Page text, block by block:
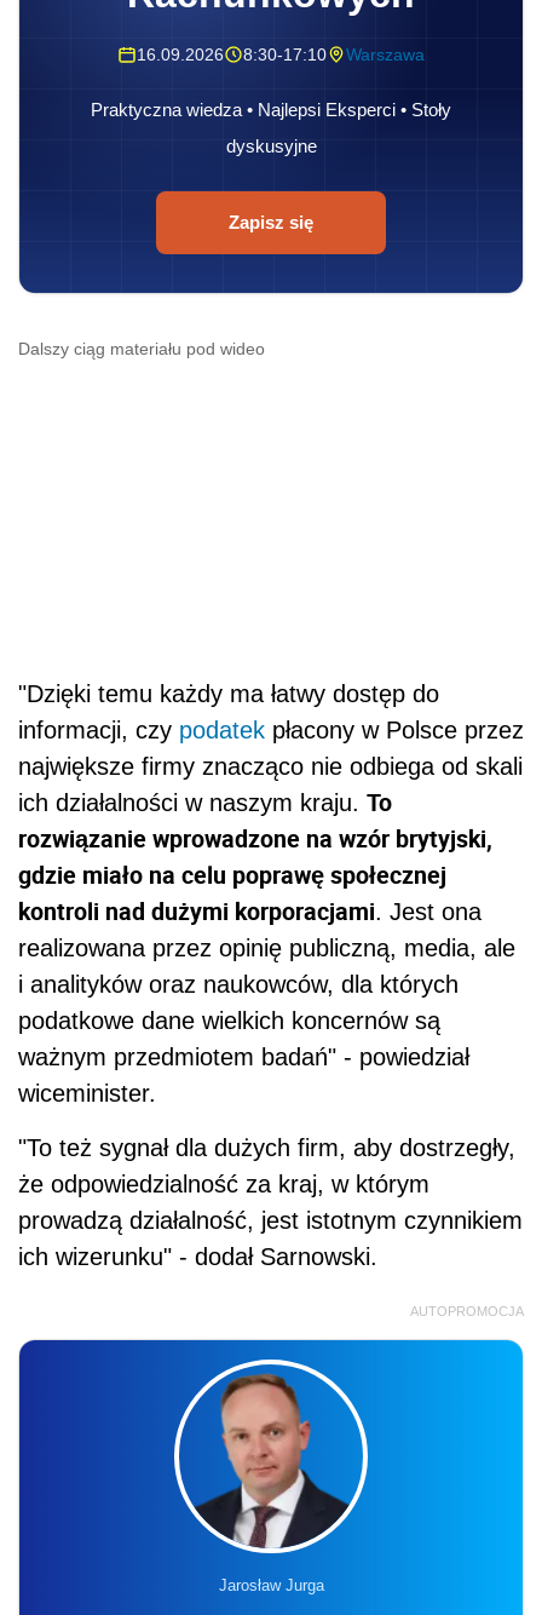
16.09.2026 8:30-17:10 Warszawa
Praktyczna wiedza • Najlepsi Eksperci • Stoły
dyskusyjne
Zapisz się
Dalszy ciąg materiału pod wideo
"Dzięki temu każdy ma łatwy dostęp do
informacji, czy podatek płacony w Polsce przez
największe firmy znacząco nie odbiega od skali
ich działalności w naszym kraju. To
rozwiązanie wprowadzone na wzór brytyjski,
gdzie miało na celu poprawę społecznej
kontroli nad dużymi korporacjami. Jest ona
realizowana przez opinię publiczną, media, ale
i analityków oraz naukowców, dla których
podatkowe dane wielkich koncernów są
ważnym przedmiotem badań" - powiedział
wiceminister.
"To też sygnał dla dużych firm, aby dostrzegły,
że odpowiedzialność za kraj, w którym
prowadzą działalność, jest istotnym czynnikiem
ich wizerunku" - dodał Sarnowski.
AUTOPROMOCJA
Jarosław Jurga